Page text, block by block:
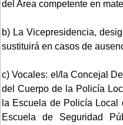
del Area competente en
b) La Vicepresidencia,
sustituirá en casos de
c) Vocales: el/la Concejal
del Cuerpo de la Policía
la Escuela de Policía Local
Escuela de Seguridad